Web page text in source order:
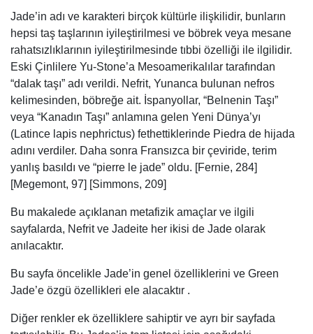
Jade’in adı ve karakteri birçok kültürle ilişkilidir, bunların
hepsi taş taşlarının iyileştirilmesi ve böbrek veya mesane
rahatsızlıklarının iyileştirilmesinde tıbbi özelliği ile ilgilidir.
Eski Çinlilere Yu-Stone’a Mesoamerikalılar tarafından
“dalak taşı” adı verildi. Nefrit, Yunanca bulunan nefros
kelimesinden, böbreğe ait. İspanyollar, “Belnenin Taşı”
veya “Kanadın Taşı” anlamına gelen Yeni Dünya’yı
(Latince lapis nephrictus) fethettiklerinde Piedra de hijada
adını verdiler. Daha sonra Fransızca bir çeviride, terim
yanlış basıldı ve “pierre le jade” oldu. [Fernie, 284]
[Megemont, 97] [Simmons, 209]
Bu makalede açıklanan metafizik amaçlar ve ilgili
sayfalarda, Nefrit ve Jadeite her ikisi de Jade olarak
anılacaktır.
Bu sayfa öncelikle Jade’in genel özelliklerini ve Green
Jade’e özgü özellikleri ele alacaktır .
Diğer renkler ek özelliklere sahiptir ve ayrı bir sayfada